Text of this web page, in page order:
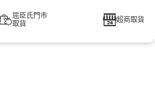
屈臣氏門市
取貨
超商取貨